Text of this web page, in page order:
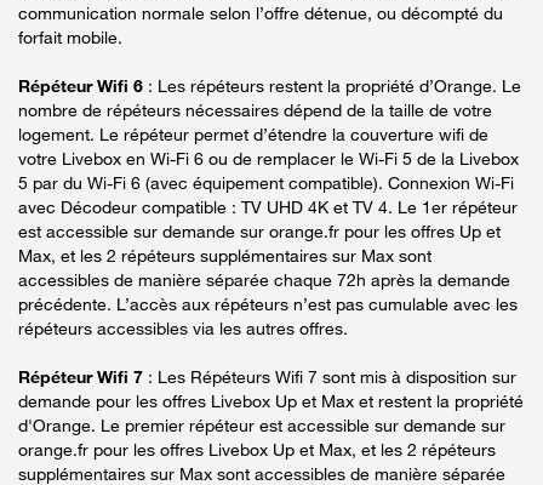
communication normale selon l’offre détenue, ou décompté du
forfait mobile.
Répéteur Wifi 6 : Les répéteurs restent la propriété d’Orange. Le
nombre de répéteurs nécessaires dépend de la taille de votre
logement. Le répéteur permet d’étendre la couverture wifi de
votre Livebox en Wi-Fi 6 ou de remplacer le Wi-Fi 5 de la Livebox
5 par du Wi-Fi 6 (avec équipement compatible). Connexion Wi-Fi
avec Décodeur compatible : TV UHD 4K et TV 4. Le 1er répéteur
est accessible sur demande sur orange.fr pour les offres Up et
Max, et les 2 répéteurs supplémentaires sur Max sont
accessibles de manière séparée chaque 72h après la demande
précédente. L’accès aux répéteurs n’est pas cumulable avec les
répéteurs accessibles via les autres offres.
Répéteur Wifi 7 : Les Répéteurs Wifi 7 sont mis à disposition sur
demande pour les offres Livebox Up et Max et restent la propriété
d'Orange. Le premier répéteur est accessible sur demande sur
orange.fr pour les offres Livebox Up et Max, et les 2 répéteurs
supplémentaires sur Max sont accessibles de manière séparée